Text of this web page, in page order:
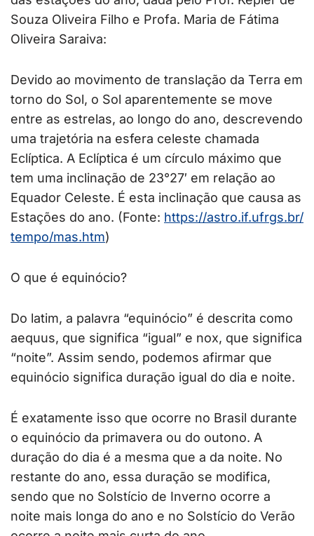
Souza Oliveira Filho e Profa. Maria de Fátima
Oliveira Saraiva:
Devido ao movimento de translação da Terra em
torno do Sol, o Sol aparentemente se move
entre as estrelas, ao longo do ano, descrevendo
uma trajetória na esfera celeste chamada
Eclíptica. A Eclíptica é um círculo máximo que
tem uma inclinação de 23°27′ em relação ao
Equador Celeste. É esta inclinação que causa as
Estações do ano. (Fonte: https://astro.if.ufrgs.br/
tempo/mas.htm)
O que é equinócio?
Do latim, a palavra “equinócio” é descrita como
aequus, que significa “igual” e nox, que significa
“noite”. Assim sendo, podemos afirmar que
equinócio significa duração igual do dia e noite.
É exatamente isso que ocorre no Brasil durante
o equinócio da primavera ou do outono. A
duração do dia é a mesma que a da noite. No
restante do ano, essa duração se modifica,
sendo que no Solstício de Inverno ocorre a
noite mais longa do ano e no Solstício do Verão